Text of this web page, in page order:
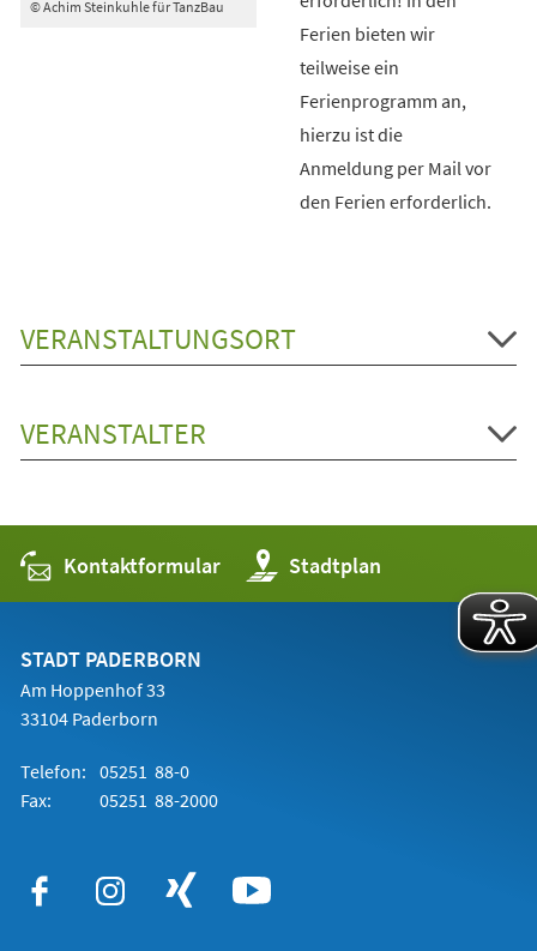
© Achim Steinkuhle für TanzBau
Ferien bieten wir
teilweise ein
Ferienprogramm an,
hierzu ist die
Anmeldung per Mail vor
den Ferien erforderlich.
VERANSTALTUNGSORT
VERANSTALTER
Kontaktformular Stadtplan
(Öffnet
in
einem
STADT PADERBORN
Am Hoppenhof 33
33104 Paderborn
Telefon: 05251 88-0
Fax:
05251 88-2000